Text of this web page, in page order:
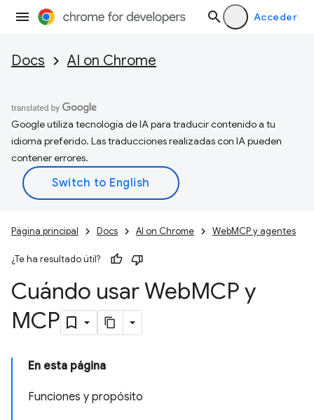
Acceder
Docs AI on Chrome
Google utiliza tecnología de IA para traducir contenido a tu
idioma preferido. Las traducciones realizadas con IA pueden
contener errores.
Página principal Docs AI on Chrome WebMCP y agentes
¿Te ha resultado útil?
Cuándo usar WebMCP y
MCP
En esta página
Funciones y propósito